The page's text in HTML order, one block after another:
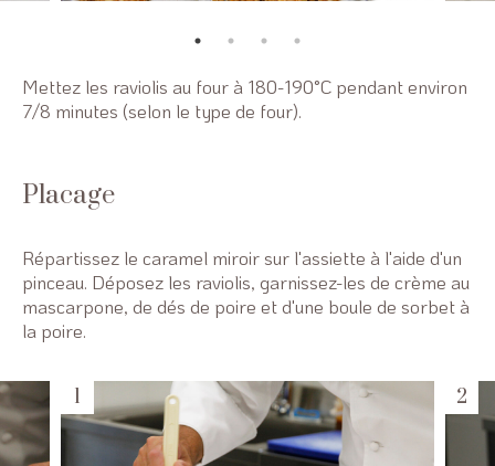
Mettez les raviolis au four à 180-190°C pendant environ
7/8 minutes (selon le type de four).
Placage
Répartissez le caramel miroir sur l'assiette à l'aide d'un
pinceau. Déposez les raviolis, garnissez-les de crème au
mascarpone, de dés de poire et d'une boule de sorbet à
la poire.